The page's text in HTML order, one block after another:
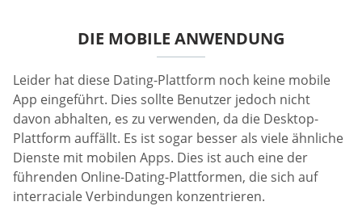
DIE MOBILE ANWENDUNG
Leider hat diese Dating-Plattform noch keine mobile
App eingeführt. Dies sollte Benutzer jedoch nicht
davon abhalten, es zu verwenden, da die Desktop-
Plattform auffällt. Es ist sogar besser als viele ähnliche
Dienste mit mobilen Apps. Dies ist auch eine der
führenden Online-Dating-Plattformen, die sich auf
interraciale Verbindungen konzentrieren.